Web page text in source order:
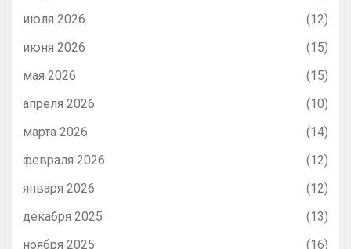
июля 2026
(12)
июня 2026
(15)
мая 2026
(15)
апреля 2026
(10)
марта 2026
(14)
февраля 2026
(12)
января 2026
(12)
декабря 2025
(13)
ноября 2025
(16)